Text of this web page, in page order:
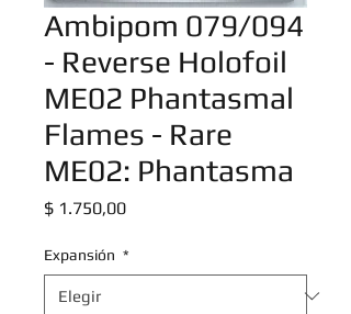
Ambipom 079/094
- Reverse Holofoil
ME02 Phantasmal
Flames - Rare
ME02: Phantasma
$ 1.750,00Precio
Expansión *